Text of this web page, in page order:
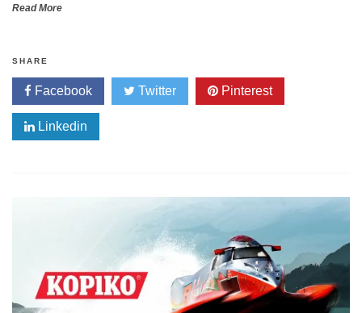
Read More
SHARE
Facebook Twitter Pinterest
Linkedin